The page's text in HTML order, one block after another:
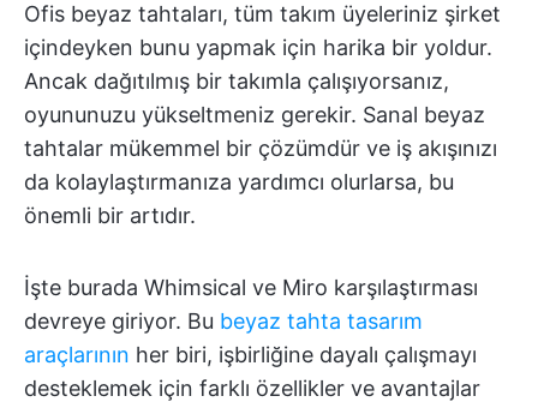
Ofis beyaz tahtaları, tüm takım üyeleriniz şirket
içindeyken bunu yapmak için harika bir yoldur.
Ancak dağıtılmış bir takımla çalışıyorsanız,
oyununuzu yükseltmeniz gerekir. Sanal beyaz
tahtalar mükemmel bir çözümdür ve iş akışınızı
da kolaylaştırmanıza yardımcı olurlarsa, bu
önemli bir artıdır.
İşte burada Whimsical ve Miro karşılaştırması
devreye giriyor. Bu beyaz tahta tasarım
araçlarının her biri, işbirliğine dayalı çalışmayı
desteklemek için farklı özellikler ve avantajlar